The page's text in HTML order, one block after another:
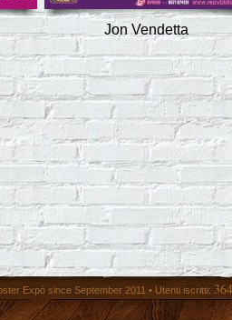
Jon Vendetta
Expó since September 2011 • Utenti iscritti: 364